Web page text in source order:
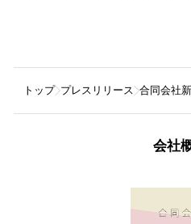
トップ プレスリリース 合同会社
会社